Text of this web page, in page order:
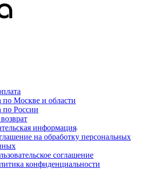
по Москве и области
по России
информация
на обработку персональных
соглашение
конфиденциальности